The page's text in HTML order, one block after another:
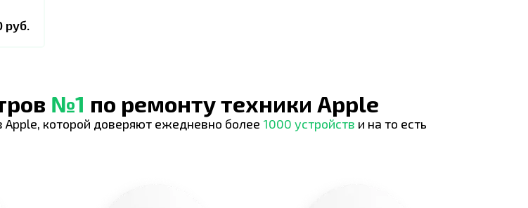
руб.
№1 по ремонту техники Apple
которой доверяют ежедневно более 1000 устройств и на то есть